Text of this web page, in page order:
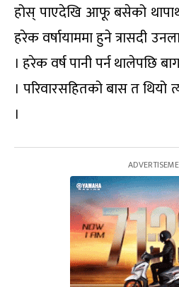
होस् पाएदेखि आफू बसेको
हरेक वर्षायाममा हुने त्रासदी
। हरेक वर्ष पानी पर्न थालेपछि
। परिवारसहितको बास त थियो
।